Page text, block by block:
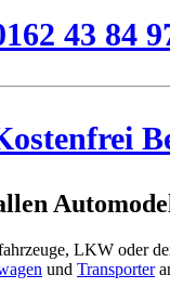
43 84
LKW oder
und Transporter